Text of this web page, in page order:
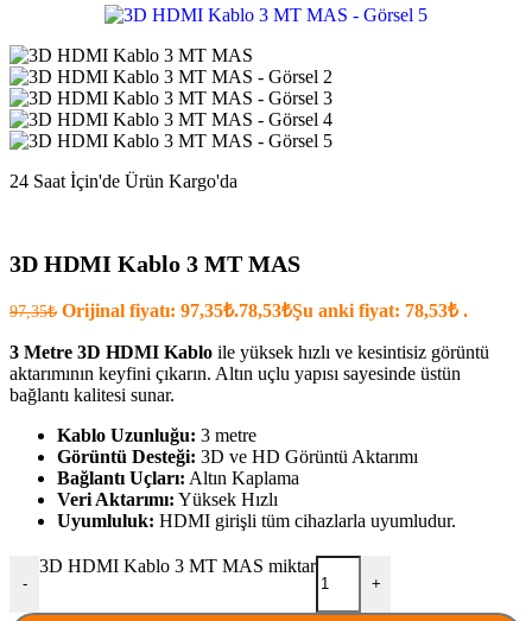
24 Saat İçin'de Ürün Kargo'da
3D HDMI Kablo 3 MT MAS
97,35₺ Orijinal fiyatı: 97,35₺.78,53₺Şu anki fiyat: 78,53₺ .
3 Metre 3D HDMI Kablo ile yüksek hızlı ve kesintisiz görüntü
aktarımının keyfini çıkarın. Altın uçlu yapısı sayesinde üstün
bağlantı kalitesi sunar.
Kablo Uzunluğu: 3 metre
Görüntü Desteği: 3D ve HD Görüntü Aktarımı
Bağlantı Uçları: Altın Kaplama
Veri Aktarımı: Yüksek Hızlı
Uyumluluk: HDMI girişli tüm cihazlarla uyumludur.
-
3D HDMI Kablo 3 MT MAS miktar
+